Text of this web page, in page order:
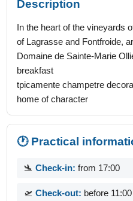
Description
In the heart of the vineyards
of Lagrasse and Fontfroide,
Domaine de Sainte-Marie
breakfast
tpicamente champetre
home of character
🕐 Practical
🛬Check-in: from 17:00
🛫Check-out: before 11:00